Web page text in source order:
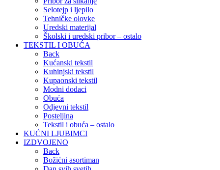
Selotejp i ljepilo
Tehničke olovke
Uredski materijal
Školski i uredski pribor – ostalo
TEKSTIL I OBUĆA
Back
Kućanski tekstil
Kuhinjski tekstil
Kupaonski tekstil
Modni dodaci
Obuća
Odjevni tekstil
Posteljina
Tekstil i obuća – ostalo
KUĆNI LJUBIMCI
IZDVOJENO
Back
Božićni asortiman